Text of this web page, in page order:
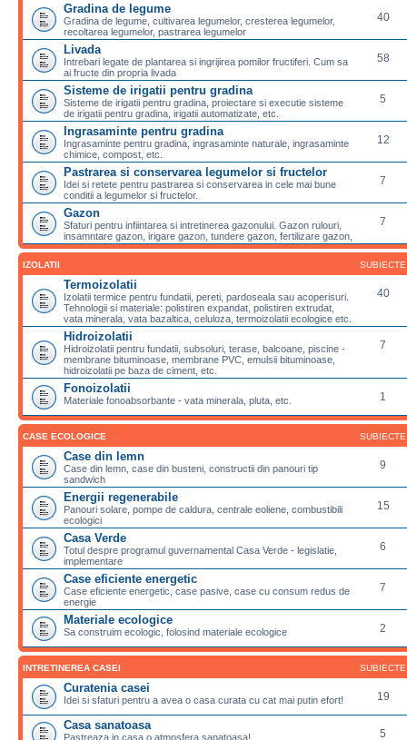
Gradina de legume
Gradina de legume, cultivarea legumelor, cresterea legumelor,
recoltarea legumelor, pastrarea legumelor
40
Livada
Intrebari legate de plantarea si ingrijirea pomilor fructiferi. Cum sa
ai fructe din propria livada
58
Sisteme de irigatii pentru gradina
Sisteme de irigatii pentru gradina, proiectare si executie sisteme
de irigatii pentru gradina, irigatii automatizate, etc.
5
Ingrasaminte pentru gradina
Ingrasaminte pentru gradina, ingrasaminte naturale, ingrasaminte
chimice, compost, etc.
12
Pastrarea si conservarea legumelor si fructelor
Idei si retete pentru pastrarea si conservarea in cele mai bune
conditii a legumelor si fructelor.
7
Gazon
Sfaturi pentru infiintarea si intretinerea gazonului. Gazon rulouri,
insamntare gazon, irigare gazon, tundere gazon, fertilizare gazon,
7
IZOLATII SUBIECTE
Termoizolatii
Izolatii termice pentru fundatii, pereti, pardoseala sau acoperisuri.
Tehnologii si materiale: polistiren expandat, polistiren extrudat,
vata minerala, vata bazaltica, celuloza, termoizolatii ecologice etc.
40
Hidroizolatii
Hidroizolatii pentru fundatii, subsoluri, terase, balcoane, piscine -
membrane bituminoase, membrane PVC, emulsii bituminoase,
hidroizolatii pe baza de ciment, etc.
7
Fonoizolatii
Materiale fonoabsorbante - vata minerala, pluta, etc. 1
CASE ECOLOGICE SUBIECTE
Case din lemn
Case din lemn, case din busteni, constructii din panouri tip
sandwich
9
Energii regenerabile
Panouri solare, pompe de caldura, centrale eoliene, combustibili
ecologici
15
Casa Verde
Totul despre programul guvernamental Casa Verde - legislatie,
implementare
6
Case eficiente energetic
Case eficiente energetic, case pasive, case cu consum redus de
energie
7
Materiale ecologice
Sa construim ecologic, folosind materiale ecologice 2
INTRETINEREA CASEI SUBIECTE
Curatenia casei
Idei si sfaturi pentru a avea o casa curata cu cat mai putin efort! 19
Casa sanatoasa
Pastreaza in casa o atmosfera sanatoasa! 5